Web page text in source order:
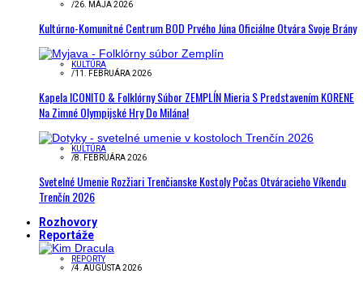
/26. MÁJA 2026
Kultúrno-Komunitné Centrum BOD Prvého Júna Oficiálne Otvára Svoje Brány
KULTÚRA
/11. FEBRUÁRA 2026
Kapela ICONITO & Folklórny Súbor ZEMPLÍN Mieria S Predstavením KORENE
Na Zimné Olympijské Hry Do Milána!
KULTÚRA
/8. FEBRUÁRA 2026
Svetelné Umenie Rozžiari Trenčianske Kostoly Počas Otváracieho Víkendu
Trenčín 2026
Rozhovory
Reportáže
REPORTY
/4. AUGUSTA 2026